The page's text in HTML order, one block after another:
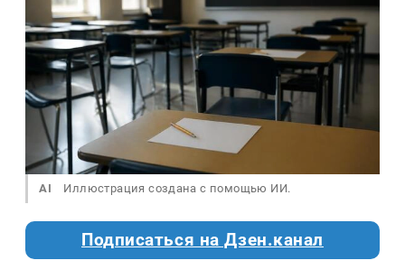
AI Иллюстрация создана с помощью ИИ.
Подписаться на Дзен.канал